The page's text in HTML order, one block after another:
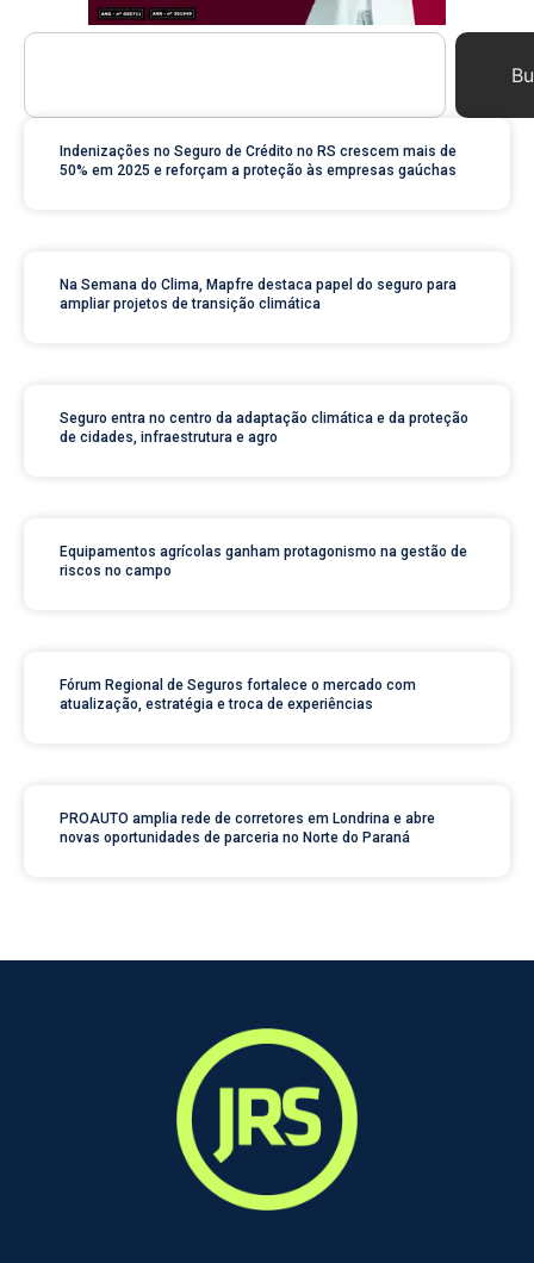
Indenizações no Seguro de Crédito no RS crescem mais de
50% em 2025 e reforçam a proteção às empresas gaúchas
Na Semana do Clima, Mapfre destaca papel do seguro para
ampliar projetos de transição climática
Seguro entra no centro da adaptação climática e da proteção
de cidades, infraestrutura e agro
Equipamentos agrícolas ganham protagonismo na gestão de
riscos no campo
Fórum Regional de Seguros fortalece o mercado com
atualização, estratégia e troca de experiências
PROAUTO amplia rede de corretores em Londrina e abre
novas oportunidades de parceria no Norte do Paraná